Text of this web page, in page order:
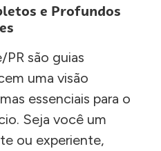
e Profundos
PR são guias
uma visão
essenciais para o
Seja você um
ou experiente,